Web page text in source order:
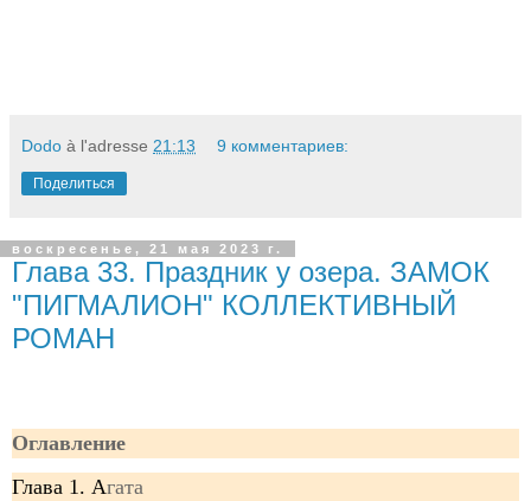
Dodo à l'adresse 21:13 9 комментариев:
Поделиться
воскресенье, 21 мая 2023 г.
Глава 33. Праздник у озера. ЗАМОК
"ПИГМАЛИОН" КОЛЛЕКТИВНЫЙ
РОМАН
Оглавление
Глава 1. Агата